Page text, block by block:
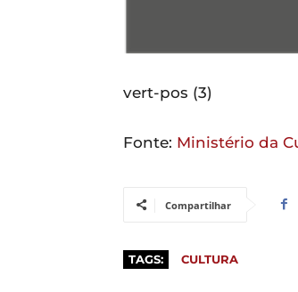
vert-pos (3)
Fonte: Ministério da
Compartilhar
TAGS: CULTURA